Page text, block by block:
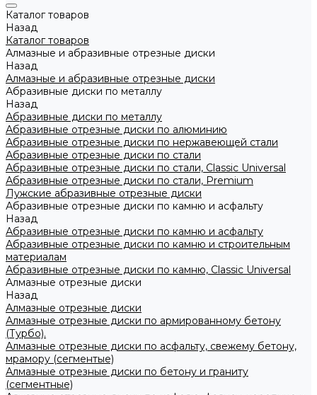
Каталог товаров
Назад
Каталог товаров
Алмазные и абразивные отрезные диски
Назад
Алмазные и абразивные отрезные диски
Абразивные диски по металлу
Назад
Абразивные диски по металлу
Абразивные отрезные диски по алюминию
Абразивные отрезные диски по нержавеющей стали
Абразивные отрезные диски по стали
Абразивные отрезные диски по стали, Classic Universal
Абразивные отрезные диски по стали, Premium
Лужские абразивные отрезные диски
Абразивные отрезные диски по камню и асфальту
Назад
Абразивные отрезные диски по камню и асфальту
Абразивные отрезные диски по камню и строительным
материалам
Абразивные отрезные диски по камню, Classic Universal
Алмазные отрезные диски
Назад
Алмазные отрезные диски
Алмазные отрезные диски по армированному бетону
(Турбо).
Алмазные отрезные диски по асфальту, свежему бетону,
мрамору (сегментые)
Алмазные отрезные диски по бетону и граниту
(сегментные)